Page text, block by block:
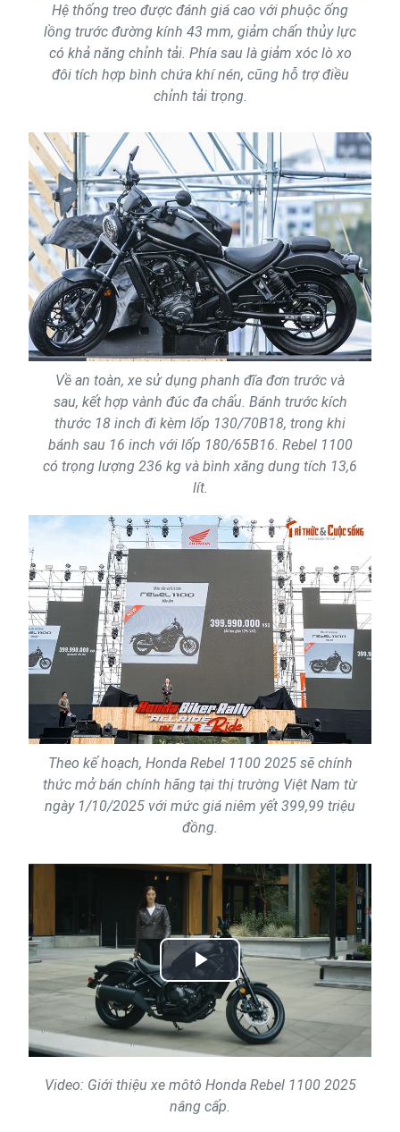
Hệ thống treo được đánh giá cao với phuộc ống
lồng trước đường kính 43 mm, giảm chấn thủy lực
có khả năng chỉnh tải. Phía sau là giảm xóc lò xo
đôi tích hợp bình chứa khí nén, cũng hỗ trợ điều
chỉnh tải trọng.
Về an toàn, xe sử dụng phanh đĩa đơn trước và
sau, kết hợp vành đúc đa chấu. Bánh trước kích
thước 18 inch đi kèm lốp 130/70B18, trong khi
bánh sau 16 inch với lốp 180/65B16. Rebel 1100
có trọng lượng 236 kg và bình xăng dung tích 13,6
lít.
Theo kế hoạch, Honda Rebel 1100 2025 sẽ chính
thức mở bán chính hãng tại thị trường Việt Nam từ
ngày 1/10/2025 với mức giá niêm yết 399,99 triệu
đồng.
Play
Video
Video: Giới thiệu xe môtô Honda Rebel 1100 2025
nâng cấp.